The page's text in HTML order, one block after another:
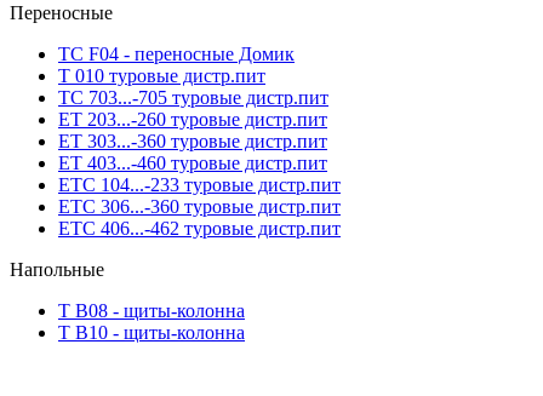
Переносные
TC F04 - переносные Домик
T 010 туровые дистр.пит
TC 703...-705 туровые дистр.пит
ET 203...-260 туровые дистр.пит
ET 303...-360 туровые дистр.пит
ET 403...-460 туровые дистр.пит
ETC 104...-233 туровые дистр.пит
ETC 306...-360 туровые дистр.пит
ETC 406...-462 туровые дистр.пит
Напольные
T B08 - щиты-колонна
T B10 - щиты-колонна